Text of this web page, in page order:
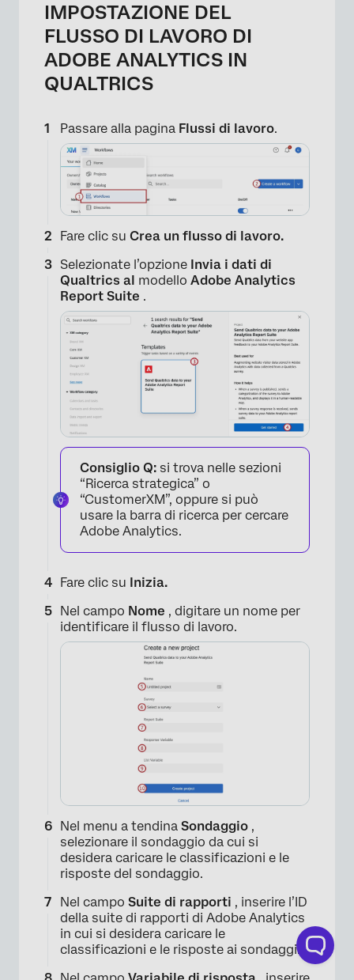
×
IMPOSTAZIONE DEL
FLUSSO DI LAVORO DI
ADOBE ANALYTICS IN
QUALTRICS
Passare alla pagina Flussi di lavoro.
×
Fare clic su Crea un flusso di lavoro.
Selezionate l’opzione Invia i dati di
Qualtrics al modello Adobe Analytics
Report Suite .
Consiglio Q: si trova nelle sezioni
“Ricerca strategica” o
“CustomerXM”, oppure si può
usare la barra di ricerca per cercare
Adobe Analytics.
Fare clic su Inizia.
Nel campo Nome , digitare un nome per
identificare il flusso di lavoro.
Nel menu a tendina Sondaggio ,
selezionare il sondaggio da cui si
desidera caricare le classificazioni e le
risposte del sondaggio.
Nel campo Suite di rapporti , inserire l’ID
della suite di rapporti di Adobe Analytics
in cui si desidera caricare le
classificazioni e le risposte ai sondaggi.